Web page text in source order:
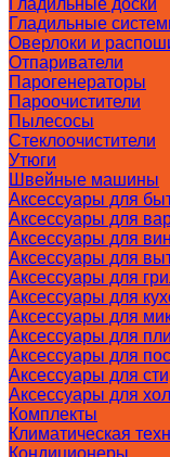
Гладильные доски
Гладильные
Оверлоки и
Отпариватели
Парогенераторы
Пароочистители
Пылесосы
Стеклоочистители
Утюги
Швейные машины
Аксессуары для
Аксессуары для
Аксессуары для
Аксессуары для
Аксессуары для
Аксессуары для
Аксессуары для
Аксессуары для
Аксессуары для
Аксессуары для
Аксессуары для
Комплекты
Климатическая
Кондиционеры